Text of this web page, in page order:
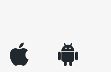
appleinc android